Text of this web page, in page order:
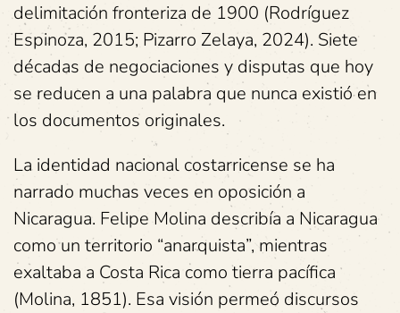
delimitación fronteriza de 1900 (Rodríguez
Espinoza, 2015; Pizarro Zelaya, 2024). Siete
décadas de negociaciones y disputas que hoy
se reducen a una palabra que nunca existió en
los documentos originales.
La identidad nacional costarricense se ha
narrado muchas veces en oposición a
Nicaragua. Felipe Molina describía a Nicaragua
como un territorio “anarquista”, mientras
exaltaba a Costa Rica como tierra pacífica
(Molina, 1851). Esa visión permeó discursos